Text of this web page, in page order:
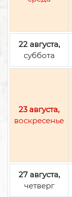
22 августа,
суббота
23 августа,
воскресенье
27 августа,
четверг